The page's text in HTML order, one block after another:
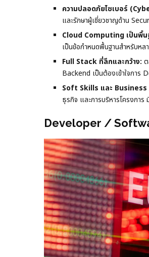
ความปลอดภัยไซเบอร์
และรักษาผู้เชี่ยวชาญด้าน
Cloud Computing เป็นพื้น
เป็นข้อกำหนดพื้นฐานสำหรับห
Full Stack ที่ลึกและกว้าง:
Backend เป็นต้องเข้าใจกา
Soft Skills และ
ธุรกิจ และการบริหารโครงกา
Developer /